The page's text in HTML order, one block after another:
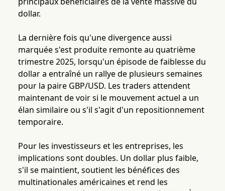
dollar.
La dernière fois qu'une divergence aussi
marquée s'est produite remonte au quatrième
trimestre 2025, lorsqu'un épisode de faiblesse du
dollar a entraîné un rallye de plusieurs semaines
pour la paire GBP/USD. Les traders attendent
maintenant de voir si le mouvement actuel a un
élan similaire ou s'il s'agit d'un repositionnement
temporaire.
Pour les investisseurs et les entreprises, les
implications sont doubles. Un dollar plus faible,
s'il se maintient, soutient les bénéfices des
multinationales américaines et rend les